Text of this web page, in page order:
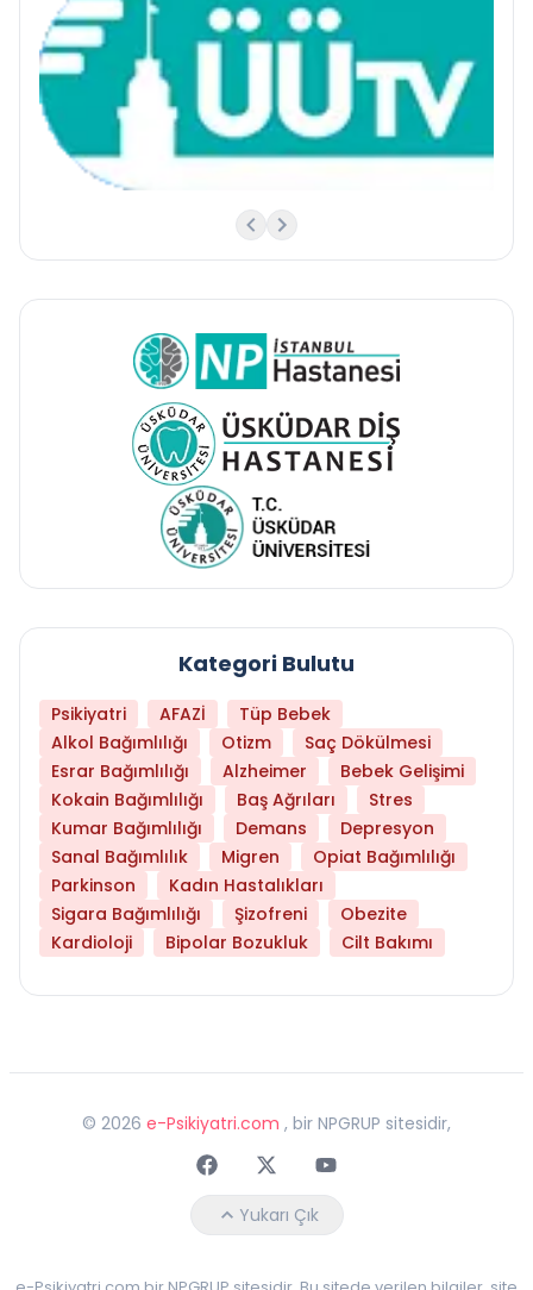
Kategori Bulutu
Psikiyatri AFAZİ
Tüp Bebek
Alkol Bağımlılığı
Otizm
Saç Dökülmesi
Esrar Bağımlılığı
Alzheimer
Bebek Gelişimi
Kokain Bağımlılığı
Baş Ağrıları
Stres
Kumar Bağımlılığı
Demans
Depresyon
Sanal Bağımlılık
Migren
Opiat Bağımlılığı
Parkinson
Kadın Hastalıkları
Sigara Bağımlılığı
Şizofreni
Obezite
Kardioloji
Bipolar Bozukluk Cilt Bakımı
© 2026 e-Psikiyatri.com , bir NPGRUP sitesidir,
FaceebokTwitterYoutube
Yukarı Çık